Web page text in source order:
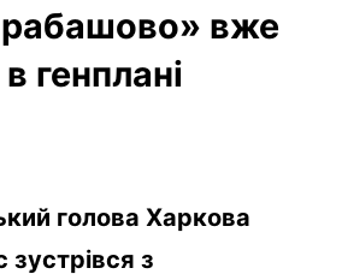
вже
генплані
голова Харкова
зустрівся з